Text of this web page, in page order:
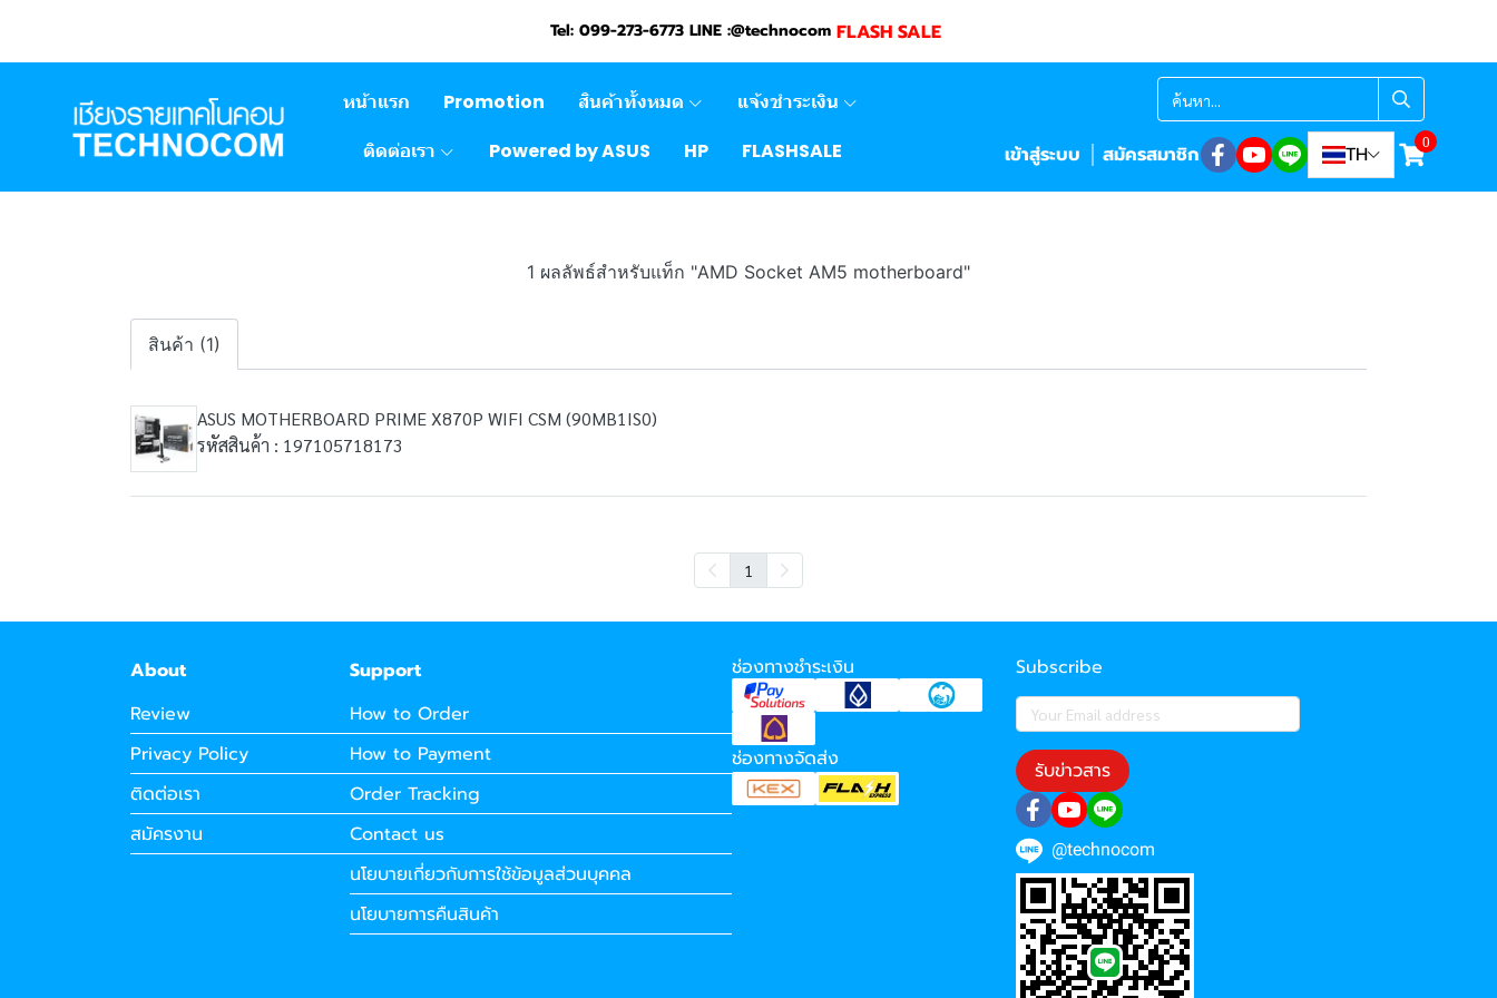
Tel: 099-273-6773 LINE :@technocom FLASH SALE
หน้าแรก Promotion สินค้าทั้งหมด
แจ้งชำระเงิน
ติดต่อเรา
Powered by ASUS HP FLASHSALE เข้าสู่ระบบ สมัครสมาชิก TH 0
1 ผลลัพธ์สำหรับแท็ก "AMD Socket AM5 motherboard"
สินค้า (1)
ASUS MOTHERBOARD PRIME X870P WIFI CSM (90MB1IS0)
รหัสสินค้า : 197105718173
1
About
Review
Privacy Policy
ติดต่อเรา
สมัครงาน
Support
How to Order
How to Payment
Order Tracking
Contact us
นโยบายเกี่ยวกับการใช้ข้อมูลส่วนบุคคล
นโยบายการคืนสินค้า
ช่องทางชำระเงิน
ช่องทางจัดส่ง
Subscribe
รับข่าวสาร
@technocom